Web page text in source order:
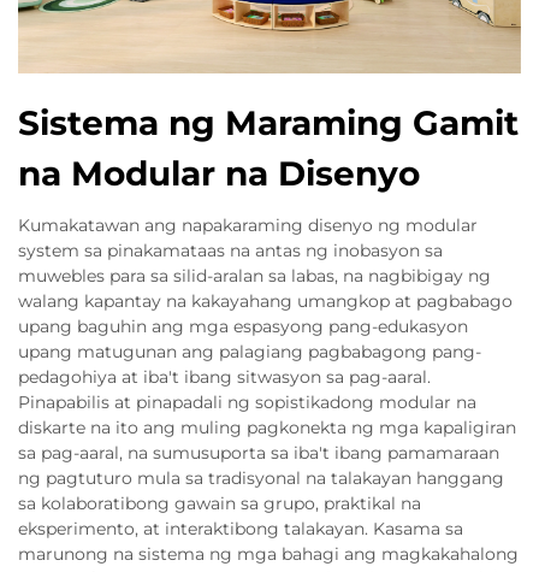
Sistema ng Maraming Gamit
na Modular na Disenyo
Kumakatawan ang napakaraming disenyo ng modular
system sa pinakamataas na antas ng inobasyon sa
muwebles para sa silid-aralan sa labas, na nagbibigay ng
walang kapantay na kakayahang umangkop at pagbabago
upang baguhin ang mga espasyong pang-edukasyon
upang matugunan ang palagiang pagbabagong pang-
pedagohiya at iba't ibang sitwasyon sa pag-aaral.
Pinapabilis at pinapadali ng sopistikadong modular na
diskarte na ito ang muling pagkonekta ng mga kapaligiran
sa pag-aaral, na sumusuporta sa iba't ibang pamamaraan
ng pagtuturo mula sa tradisyonal na talakayan hanggang
sa kolaboratibong gawain sa grupo, praktikal na
eksperimento, at interaktibong talakayan. Kasama sa
marunong na sistema ng mga bahagi ang magkakahalong